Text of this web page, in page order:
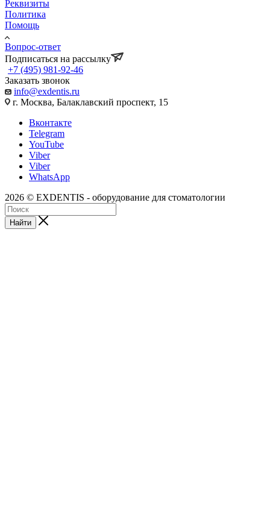
Реквизиты
Политика
Помощь
Вопрос-ответ
Подписаться на рассылку
+7 (495) 981-92-46
Заказать звонок
info@exdentis.ru
г. Москва, Балаклавский проспект, 15
Вконтакте
Telegram
YouTube
Viber
Viber
WhatsApp
2026 © EXDENTIS - оборудование для стоматологии
Найти